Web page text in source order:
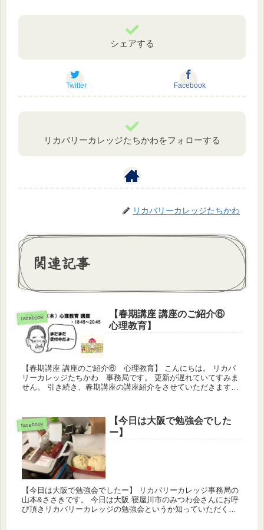
シェアする
Twitter Facebook
リカバリーカレッジたちかわをフォローする
リカバリーカレッジたちかわ
関連記事
facebook
【春期講座 講座のご紹介⑥
心理教育】
【春期講座 講座のご紹介⑥ 心理教育】 こんにちは。 リカバ
リーカレッジたちかわ 事務局です。 更新が遅れていてすみま
せん。 引き続き、春期講座の講座紹介をさせていただきます。
facebook
【今日は大阪で勉強会でした
ー】
【今日は大阪で勉強会でしたー】 リカバリーカレッジ事務局の
山本&ささきです。 今日は大阪.寝屋川市のみつわ会さんにお呼
び頂きリカバリーカレッジの勉強会というか知っていただく機